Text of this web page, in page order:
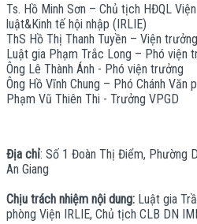
Ts. Hồ Minh Sơn – Chủ tịch HĐQL
luật&Kinh tế hội nhập (IRLIE)
ThS Hồ Thị Thanh Tuyền – Viện
Luật gia Phạm Trắc Long – Phó viện
Ông Lê Thành Ánh - Phó viện trưởng
Ông Hồ Vĩnh Chung – Phó Chánh Văn
Phạm Vũ Thiên Thi - Trưởng VPGD
Địa chỉ: Số 1 Đoàn Thị Điểm, Phường
An Giang
Chịu trách nhiệm nội dung: Luật gia
phòng Viện IRLIE, Chủ tịch CLB DN